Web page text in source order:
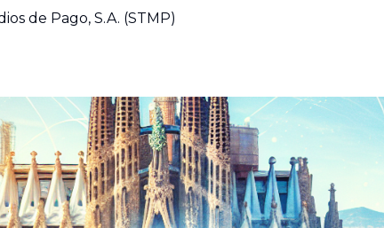
de Pago, S.A. (STMP)